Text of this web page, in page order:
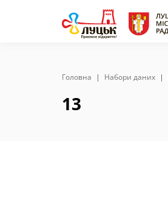
Головна Набори даних
13
10